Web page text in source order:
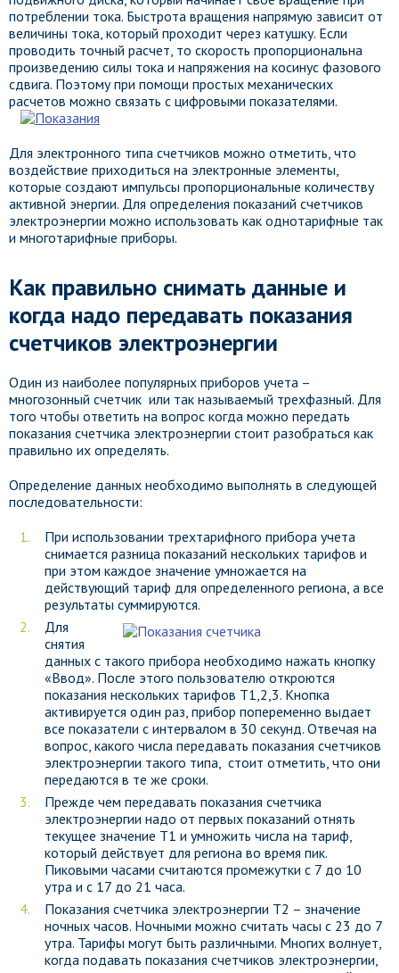
потреблении тока. Быстрота вращения напрямую зависит от
величины тока, который проходит через катушку. Если
проводить точный расчет, то скорость пропорциональна
произведению силы тока и напряжения на косинус фазового
сдвига. Поэтому при помощи простых механических
расчетов можно связать с цифровыми показателями.
Для электронного типа счетчиков можно отметить, что
воздействие приходиться на электронные элементы,
которые создают импульсы пропорциональные количеству
активной энергии. Для определения показаний счетчиков
электроэнергии можно использовать как однотарифные так
и многотарифные приборы.
Как правильно снимать данные и
когда надо передавать показания
счетчиков электроэнергии
Один из наиболее популярных приборов учета –
многозонный счетчик или так называемый трехфазный. Для
того чтобы ответить на вопрос когда можно передать
показания счетчика электроэнергии стоит разобраться как
правильно их определять.
Определение данных необходимо выполнять в следующей
последовательности:
При использовании трехтарифного прибора учета
снимается разница показаний нескольких тарифов и
при этом каждое значение умножается на
действующий тариф для определенного региона, а все
результаты суммируются.
Для
снятия
данных с такого прибора необходимо нажать кнопку
«Ввод». После этого пользователю откроются
показания нескольких тарифов Т1,2,3. Кнопка
активируется один раз, прибор попеременно выдает
все показатели с интервалом в 30 секунд. Отвечая на
вопрос, какого числа передавать показания счетчиков
электроэнергии такого типа, стоит отметить, что они
передаются в те же сроки.
Прежде чем передавать показания счетчика
электроэнергии надо от первых показаний отнять
текущее значение Т1 и умножить числа на тариф,
который действует для региона во время пик.
Пиковыми часами считаются промежутки с 7 до 10
утра и с 17 до 21 часа.
Показания счетчика электроэнергии Т2 – значение
ночных часов. Ночными можно считать часы с 23 до 7
утра. Тарифы могут быть различными. Многих волнует,
когда подавать показания счетчиков электроэнергии,